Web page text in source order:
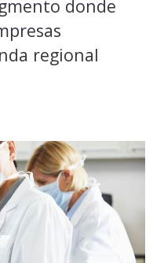
donde
regional